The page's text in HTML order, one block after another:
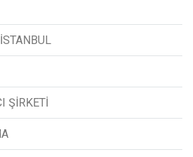
ŞİRKETİ